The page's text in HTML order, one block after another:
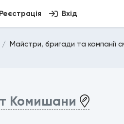
Реєстрація Вхід
Майстри, бригади та компанії
Комишани